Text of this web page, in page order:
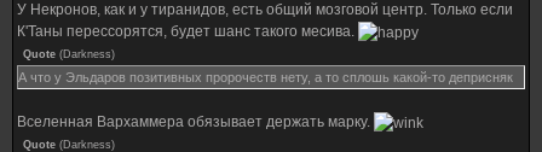
У Некронов, как и у тиранидов, есть общий мозговой центр. Только если
К'Таны перессорятся, будет шанс такого месива.
Quote (Darkness)
А что у Эльдаров позитивных пророчеств нету, а то сплошь какой-то деприсняк
Вселенная Вархаммера обязывает держать марку.
Quote (Darkness)